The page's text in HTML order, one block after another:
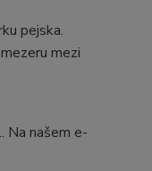
pejska.
mezi
Na našem e-